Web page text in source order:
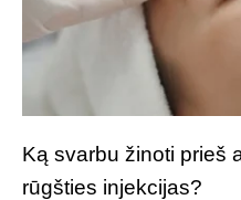
Ką svarbu žinoti prieš
rūgšties injekcijas?